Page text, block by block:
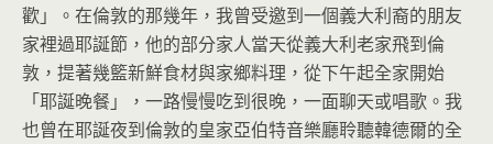
歡」。在倫敦的那幾年，我曾受邀到一個義大利裔的朋友
家裡過耶誕節，他的部分家人當天從義大利老家飛到倫
敦，提著幾籃新鮮食材與家鄉料理，從下午起全家開始
「耶誕晚餐」，一路慢慢吃到很晚，一面聊天或唱歌。我
也曾在耶誕夜到倫敦的皇家亞伯特音樂廳聆聽韓德爾的全